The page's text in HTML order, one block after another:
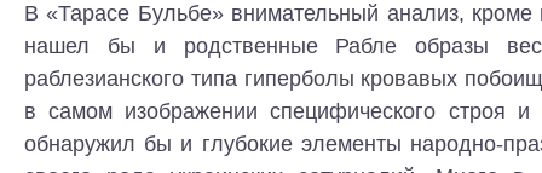
В «Тарасе Бульбе» внимательный анализ, кроме
нашел бы и родственные Рабле образы
раблезианского типа гиперболы кровавых
в самом изображении специфического строя
обнаружил бы и глубокие элементы народно-